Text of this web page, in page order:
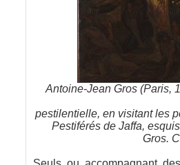
Antoine-Jean Gros (Paris,
pestilentielle, en visitant les
Pestiférés de Jaffa,
Gros.